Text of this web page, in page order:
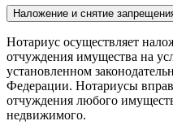
Наложение и снятие
Нотариус осуществляет
отчуждения имущества на
установленном
Федерации. Нотариусы
отчуждения любого
недвижимого.